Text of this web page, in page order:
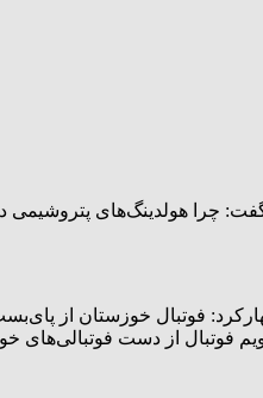
چرا هولدینگ‌های پتروشیمی
فوتبال خوزستان از
فوتبال از دست فوتبالی‌های